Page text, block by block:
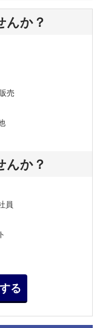
んか？
売
んか？
員